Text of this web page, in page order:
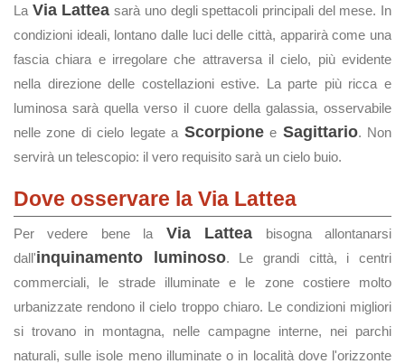
La Via Lattea sarà uno degli spettacoli principali del mese. In
condizioni ideali, lontano dalle luci delle città, apparirà come una
fascia chiara e irregolare che attraversa il cielo, più evidente
nella direzione delle costellazioni estive. La parte più ricca e
luminosa sarà quella verso il cuore della galassia, osservabile
nelle zone di cielo legate a Scorpionee Sagittario. Non
servirà un telescopio: il vero requisito sarà un cielo buio.
Dove osservare la Via Lattea
Per vedere bene la Via Lattea bisogna allontanarsi
dall'inquinamento luminoso. Le grandi città, i centri
commerciali, le strade illuminate e le zone costiere molto
urbanizzate rendono il cielo troppo chiaro. Le condizioni migliori
si trovano in montagna, nelle campagne interne, nei parchi
naturali, sulle isole meno illuminate o in località dove l'orizzonte